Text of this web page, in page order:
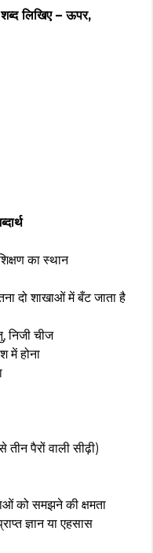
लिखिए – ऊपर,
का स्थान
दो शाखाओं में बँट जाता है
निजी चीज
में होना
पैरों वाली सीढ़ी)
को समझने की क्षमता
ज्ञान या एहसास